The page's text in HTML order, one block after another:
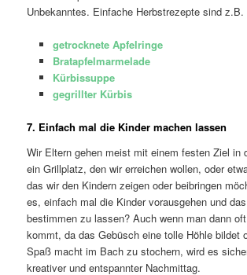
Unbekanntes. Einfache Herbstrezepte sind z.B.
getrocknete Apfelringe
Bratapfelmarmelade
Kürbissuppe
gegrillter Kürbis
7. Einfach mal die Kinder machen lassen
Wir Eltern gehen meist mit einem festen Ziel in
ein Grillplatz, den wir erreichen wollen, oder
das wir den Kindern zeigen oder beibringen
es, einfach mal die Kinder vorausgehen und
bestimmen zu lassen? Auch wenn man dann
kommt, da das Gebüsch eine tolle Höhle bildet
Spaß macht im Bach zu stochern, wird es
kreativer und entspannter Nachmittag.